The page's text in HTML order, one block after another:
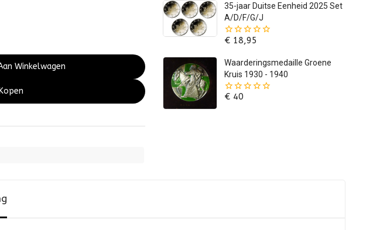
35-jaar Duitse Eenheid 2025 Set
A/D/F/G/J
0
de
5
€ 18,95
Waarderingsmedaille Groene
Kruis 1930 - 1940
0
€ 40
Winkelwagen